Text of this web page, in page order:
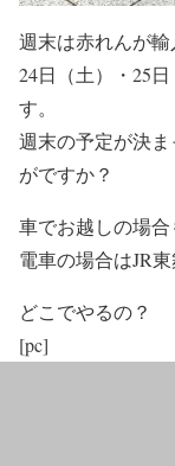
週末は赤れんが輸
24日（土）・25日
す。
週末の予定が決ま
がですか？
車でお越しの場合
電車の場合はJR
どこでやるの？
[pc]